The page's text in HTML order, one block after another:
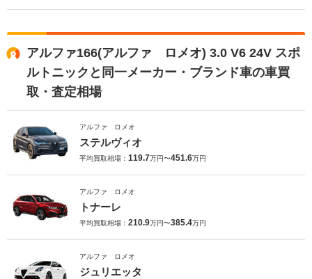
アルファ166(アルファ ロメオ) 3.0 V6 24V スポ
ルトニックと同一メーカー・ブランド車の車買
取・査定相場
アルファ ロメオ
ステルヴィオ
平均買取相場： 119.7万円〜451.6万円
アルファ ロメオ
トナーレ
平均買取相場： 210.9万円〜385.4万円
アルファ ロメオ
ジュリエッタ